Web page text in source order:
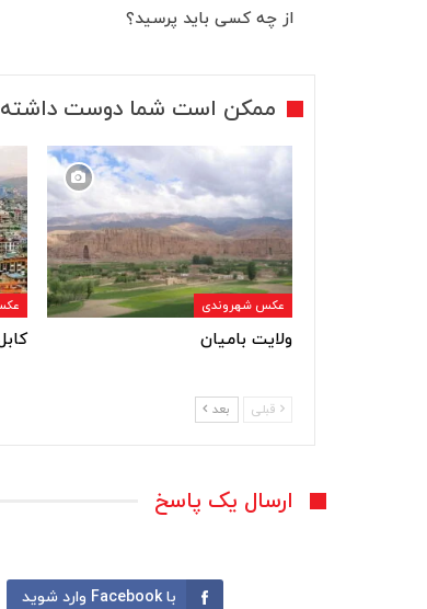
از چه کسی باید پرسید؟
ممکن است شما دوست داشته
عکس شهروندی
ولایت بامیان
قبلی بعد
ارسال یک پاسخ
با Facebook وارد شوید